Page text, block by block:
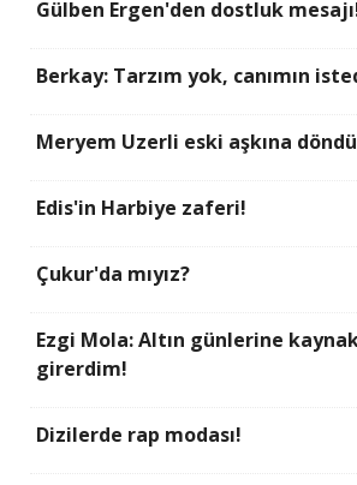
Gülben Ergen'den dostluk
Berkay: Tarzım yok, canımın
Meryem Uzerli eski aşkına
Edis'in Harbiye zaferi!
Çukur'da mıyız?
Ezgi Mola: Altın günlerine
girerdim!
Dizilerde rap modası!